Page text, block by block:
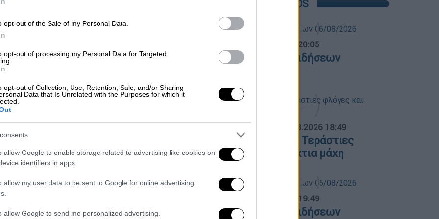
opt-out of the Sale of my Personal Data.
opt-out of processing my Personal Data for Targeted
opt-out of Collection, Use, Retention, Sale, and/or Sharing
Data that Is Unrelated with the Purposes for which it
allow Google to enable storage related to advertising like cookies on
identifiers in apps.
allow my user data to be sent to Google for online advertising
allow Google to send me personalized advertising.
Φρίκη στη Βρετανία:
αυτοκίνητο επί 8 ώρες
«Βόμβα» στο ιταλικό ποδόσφαιρο:
ποδοσφαιριστής της Ίντερ για
POPULAR VIDEOS
06.08.2026 20:05
Κεντρικό δελτίο ειδήσεων
06.08.2026 18:49
Φωτιά στη Σκύρο: Τεράστιες
φλόγες και ολονύχτια μάχη
05.08.2026 19:49
Κεντρικό δελτίο ειδήσεων